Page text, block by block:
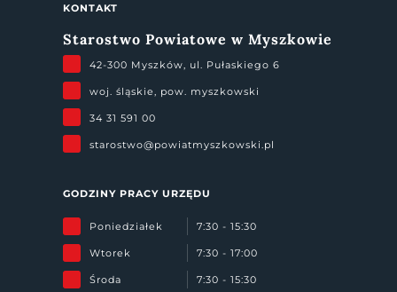
KONTAKT
Starostwo Powiatowe w Myszkowie
42-300 Myszków, ul. Pułaskiego 6
woj. śląskie, pow. myszkowski
34 31 591 00
starostwo@powiatmyszkowski.pl
GODZINY PRACY URZĘDU
Poniedziałek 7:30 - 15:30
Wtorek 7:30 - 17:00
Środa 7:30 - 15:30